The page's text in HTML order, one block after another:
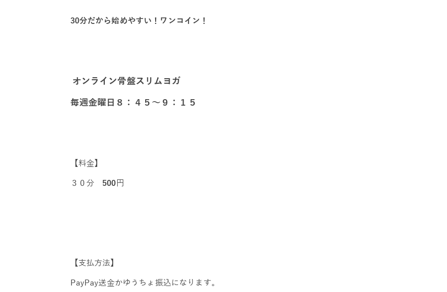
30分だから始めやすい！ワンコイン！
オンライン骨盤スリムヨガ
毎週金曜日８：４５～９：１５
【料金】
３０分 500円
【支払方法】
PayPay送金かゆうちょ振込になります。